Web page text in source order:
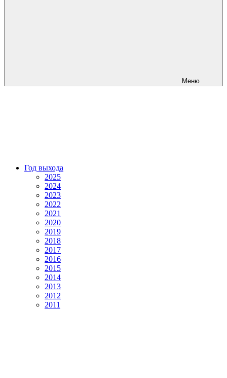
Меню
Год выхода
2025
2024
2023
2022
2021
2020
2019
2018
2017
2016
2015
2014
2013
2012
2011